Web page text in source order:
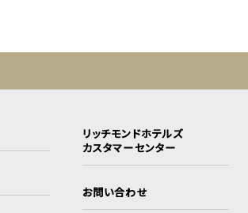
リッチモンドホテルズ
カスタマーセンター
お問い合わせ